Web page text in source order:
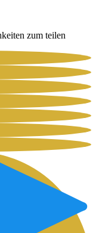
zum tei­len